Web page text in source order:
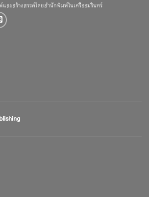
ละสร้างสรรค์โดยสำนักพิมพ์ในเครืออมรินทร์